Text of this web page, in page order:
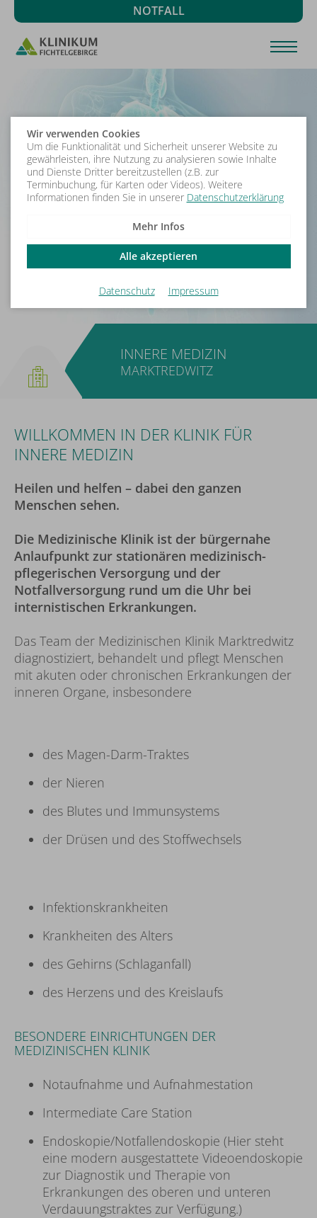
NOTFALL
INNERE MEDIZIN
MARKTREDWITZ
WILLKOMMEN IN DER KLINIK FÜR
INNERE MEDIZIN
Heilen und helfen – dabei den ganzen
Menschen sehen.
Die Medizinische Klinik ist der bürgernahe
Anlaufpunkt zur stationären medizinisch-
pflegerischen Versorgung und der
Notfallversorgung rund um die Uhr bei
internistischen Erkrankungen.
Das Team der Medizinischen Klinik Marktredwitz
diagnostiziert, behandelt und pflegt Menschen
mit akuten oder chronischen Erkrankungen der
inneren Organe, insbesondere
des Magen-Darm-Traktes
der Nieren
des Blutes und Immunsystems
der Drüsen und des Stoffwechsels
Infektionskrankheiten
Krankheiten des Alters
des Gehirns (Schlaganfall)
des Herzens und des Kreislaufs
BESONDERE EINRICHTUNGEN DER
MEDIZINISCHEN KLINIK
Notaufnahme und Aufnahmestation
Intermediate Care Station
Endoskopie/Notfallendoskopie (Hier steht
eine modern ausgestattete Videoendoskopie
zur Diagnostik und Therapie von
Erkrankungen des oberen und unteren
Verdauungstraktes zur Verfügung.)
Wir verwenden Cookies
Um die Funktionalität und Sicherheit unserer Website zu
gewährleisten, ihre Nutzung zu analysieren sowie Inhalte
und Dienste Dritter bereitzustellen (z.B. zur
Terminbuchung, für Karten oder Videos). Weitere
Informationen finden Sie in unserer Datenschutzerklärung
Mehr Infos
Alle akzeptieren
Datenschutz Impressum